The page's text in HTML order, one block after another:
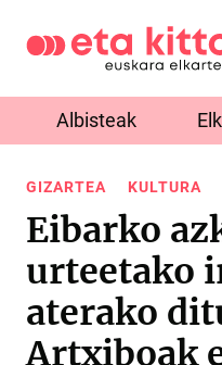
Albisteak
GIZARTEA KULTURA
Eibarko
urteetako
aterako
Artxiboak